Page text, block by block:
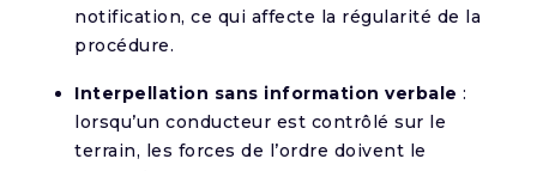
notification, ce qui affecte la régularité de la
procédure.
Interpellation sans information verbale :
lorsqu’un conducteur est contrôlé sur le
terrain, les forces de l’ordre doivent le